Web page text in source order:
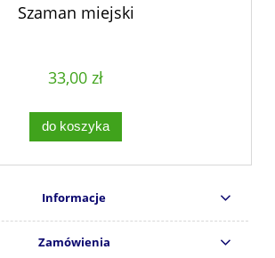
Szaman miejski
33,00 zł
do koszyka
Informacje
Zamówienia